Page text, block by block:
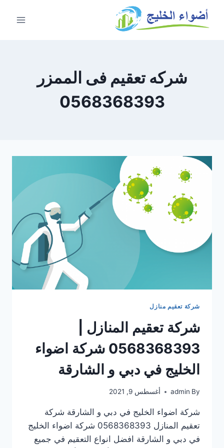
شركه تعقيم فى الممزر
0568368393
شركة تعقيم منازل
شركة تعقيم المنازل |
0568368393 شركة اضواء
الخليج في دبي و الشارقة
By
admin أغسطس 9, 2021
شركة اضواء الخليج في دبي و الشارقة شركة
تعقيم المنازل 0568368393 شركة اضواء الخليج
في دبي و الشارقة افضل انواع التعقيم في جميع